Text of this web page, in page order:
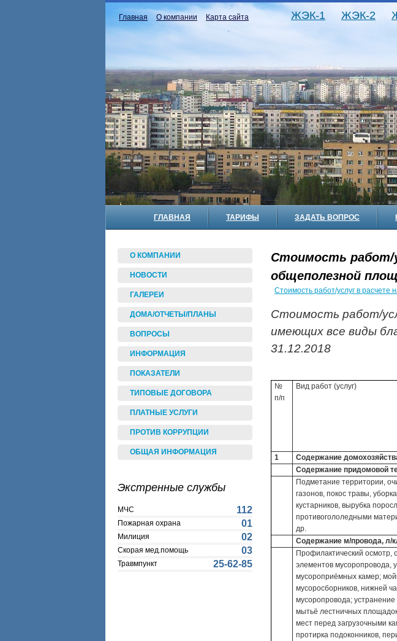
Главная О компании Карта сайта ЖЭК-1 ЖЭК-2
ГЛАВНАЯ ТАРИФЫ ЗАДАТЬ ВОПРОС
О КОМПАНИИ
НОВОСТИ
ГАЛЕРЕИ
ДОМА/ОТЧЕТЫ/ПЛАНЫ
ВОПРОСЫ
ИНФОРМАЦИЯ
ПОКАЗАТЕЛИ
ТИПОВЫЕ ДОГОВОРА
ПЛАТНЫЕ УСЛУГИ
ПРОТИВ КОРРУПЦИИ
ОБЩАЯ ИНФОРМАЦИЯ
Экстренные службы
МЧС 112
Пожарная охрана 01
Милиция 02
Скорая мед.помощь 03
Травмпункт 25-62-85
Стоимость работ/
общеполезной
Стоимость работ/услуг в
Стоимость работ/
имеющих все виды
31.12.2018
№
п/п
Вид работ (услуг)
1 Содержание
Содержание придомовой
Подметание территории,
газонов, покос травы,
кустарников, вырубка
противогололедными
др.
Содержание м/провода, л/
Профилактический осмотр,
элементов мусоропровода,
мусороприёмных камер;
мусоросборников, нижней
мусоропровода;
мытьё лестничных
мест перед загрузочными
протирка подоконников,